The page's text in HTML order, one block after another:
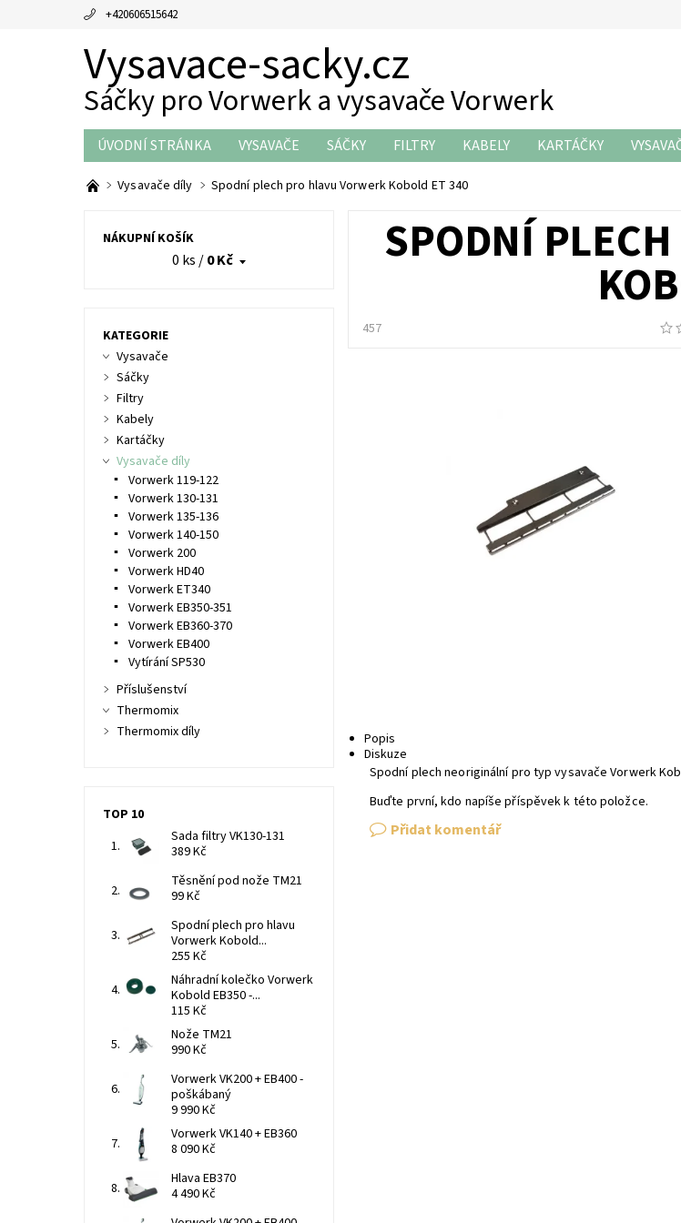
+420606515642
Vysavace-sacky.cz
Sáčky pro Vorwerk a vysavače Vorwerk
ÚVODNÍ STRÁNKA VYSAVAČE SÁČKY FILTRY KABELY KARTÁČKY
THERMOMIX DÍLY
OBCHODNÍ PODMÍNKY KONTAKTY
Vysavače díly Spodní plech pro hlavu Vorwerk Kobold ET 340
SPODNÍ
457
Popis
Diskuze
Spodní plech neoriginální pro typ vysavače Vorwerk
Buďte první, kdo napíše příspěvek k této položce.
Přidat komentář
NÁKUPNÍ KOŠÍK
0 ks /0 Kč
KATEGORIE
Vysavače
Sáčky
Filtry
Kabely
Kartáčky
Vysavače díly
Vorwerk 119-122
Vorwerk 130-131
Vorwerk 135-136
Vorwerk 140-150
Vorwerk 200
Vorwerk HD40
Vorwerk ET340
Vorwerk EB350-351
Vorwerk EB360-370
Vorwerk EB400
Vytírání SP530
Příslušenství
Thermomix
Thermomix díly
TOP 10
Sada filtry VK130-131
389 Kč
Těsnění pod nože TM21
99 Kč
Spodní plech pro hlavu
Vorwerk Kobold...
255 Kč
Náhradní kolečko Vorwerk
Kobold EB350 -...
115 Kč
Nože TM21
990 Kč
Vorwerk VK200 + EB400 -
poškábaný
9 990 Kč
Vorwerk VK140 + EB360
8 090 Kč
Hlava EB370
4 490 Kč